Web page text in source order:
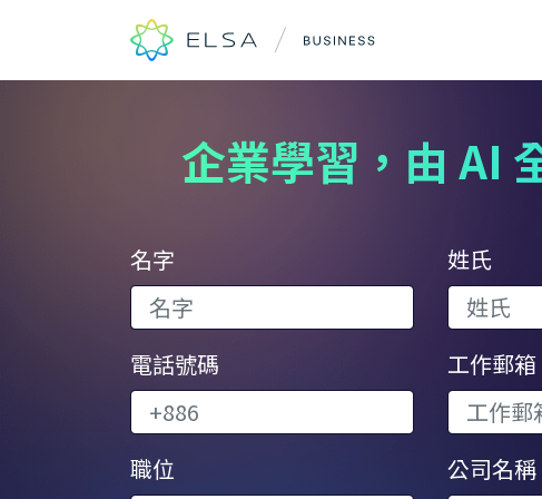
企業學習，由 AI
名字 姓氏
電話號碼 工作郵箱
職位 公司名稱